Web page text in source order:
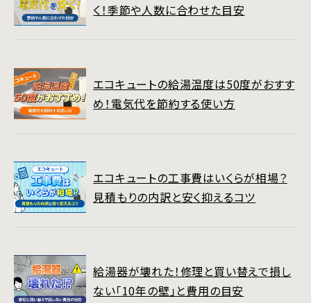
く！季節や人数に合わせた目安
エコキュートの給湯温度は50度がおすす
め！電気代を節約する使い方
エコキュートの工事費はいくらが相場？
見積もりの内訳と安く抑えるコツ
給湯器が壊れた！修理と買い替えで損し
ない「10年の壁」と費用の目安